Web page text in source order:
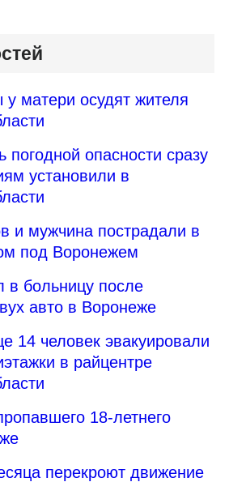
матери осудят жителя
опасности сразу
установили в
и мужчина пострадали в
под Воронежем
в больницу после
авто в Воронеже
14 человек эвакуировали
в райцентре
18-летнего
перекроют движение